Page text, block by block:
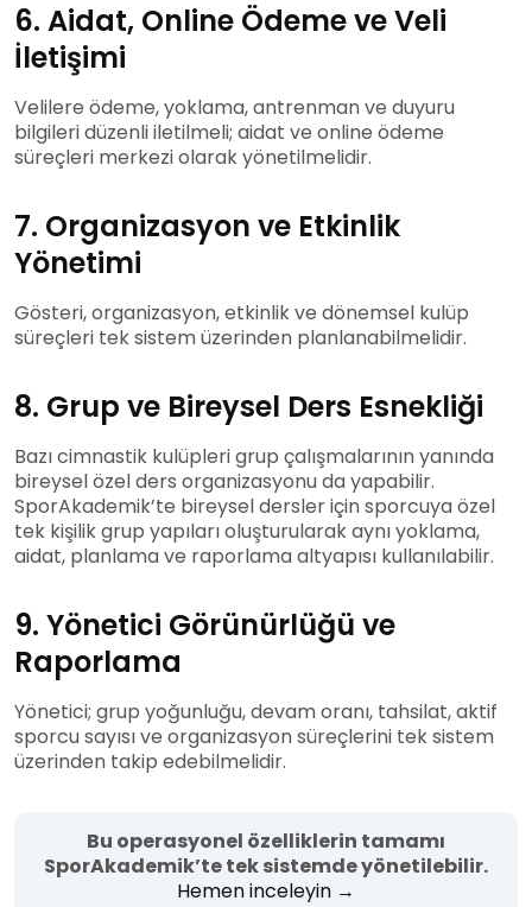
6. Aidat, Online Ödeme ve Veli
İletişimi
Velilere ödeme, yoklama, antrenman ve duyuru
bilgileri düzenli iletilmeli; aidat ve online ödeme
süreçleri merkezi olarak yönetilmelidir.
7. Organizasyon ve Etkinlik
Yönetimi
Gösteri, organizasyon, etkinlik ve dönemsel kulüp
süreçleri tek sistem üzerinden planlanabilmelidir.
8. Grup ve Bireysel Ders Esnekliği
Bazı cimnastik kulüpleri grup çalışmalarının yanında
bireysel özel ders organizasyonu da yapabilir.
SporAkademik’te bireysel dersler için sporcuya özel
tek kişilik grup yapıları oluşturularak aynı yoklama,
aidat, planlama ve raporlama altyapısı kullanılabilir.
9. Yönetici Görünürlüğü ve
Raporlama
Yönetici; grup yoğunluğu, devam oranı, tahsilat, aktif
sporcu sayısı ve organizasyon süreçlerini tek sistem
üzerinden takip edebilmelidir.
Bu operasyonel özelliklerin tamamı
SporAkademik’te tek sistemde yönetilebilir.
Hemen inceleyin →